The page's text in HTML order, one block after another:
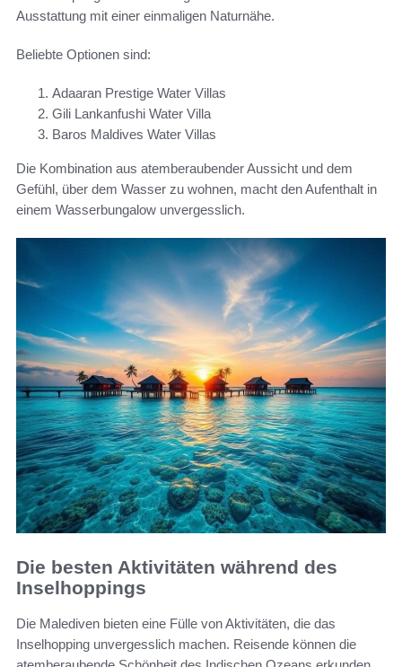
Ausstattung mit einer einmaligen Naturnähe.
Beliebte Optionen sind:
Adaaran Prestige Water Villas
Gili Lankanfushi Water Villa
Baros Maldives Water Villas
Die Kombination aus atemberaubender Aussicht und dem
Gefühl, über dem Wasser zu wohnen, macht den Aufenthalt in
einem Wasserbungalow unvergesslich.
Die besten Aktivitäten während des
Inselhoppings
Die Malediven bieten eine Fülle von Aktivitäten, die das
Inselhopping unvergesslich machen. Reisende können die